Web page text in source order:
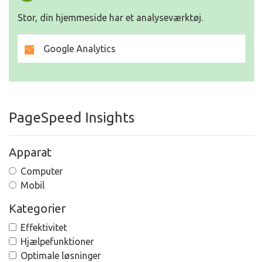
Stor, din hjemmeside har et analyseværktøj.
Google Analytics
PageSpeed Insights
Apparat
Computer
Mobil
Kategorier
Effektivitet
Hjælpefunktioner
Optimale løsninger